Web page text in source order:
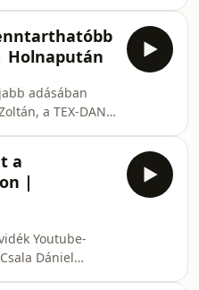
megyével
a
drámai
az
Homokhátságig.
azonban
hanem a
és a
fókuszál.A
adásában Novák
Holnapután
adásában
a TEX-DAN
szó esett
néz
Környezeti
a kérdést nem is
az egyik
van szó.
a
|
Youtube-
Dániel